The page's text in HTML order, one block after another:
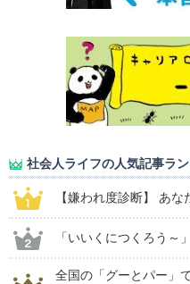
社会人ライフの人気記事ラ
【嫌われ度診断】 あ
「いいくにつくろう
全国の「グーとパー」